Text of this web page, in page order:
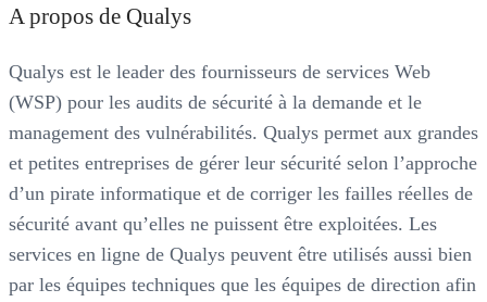
A propos de Qualys
Qualys est le leader des fournisseurs de services Web
(WSP) pour les audits de sécurité à la demande et le
management des vulnérabilités. Qualys permet aux grandes
et petites entreprises de gérer leur sécurité selon l’approche
d’un pirate informatique et de corriger les failles réelles de
sécurité avant qu’elles ne puissent être exploitées. Les
services en ligne de Qualys peuvent être utilisés aussi bien
par les équipes techniques que les équipes de direction afin